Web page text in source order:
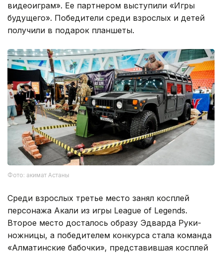
видеоиграм». Ее партнером выступили «Игры
будущего». Победители среди взрослых и детей
получили в подарок планшеты.
Фото: акимат Астаны
Среди взрослых третье место занял косплей
персонажа Акали из игры League of Legends.
Второе место досталось образу Эдварда Руки-
ножницы, а победителем конкурса стала команда
«Алматинские бабочки», представившая косплей